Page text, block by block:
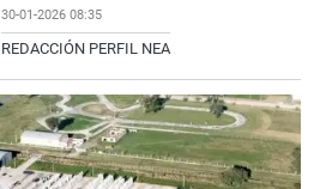
30-01-2026 08:35
REDACCIÓN PERFIL NEA